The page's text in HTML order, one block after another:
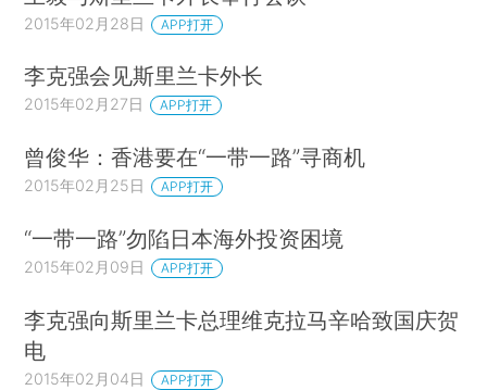
2015年02月28日 APP打开
李克强会见斯里兰卡外长
2015年02月27日 APP打开
曾俊华：香港要在“一带一路”寻商机
2015年02月25日 APP打开
“一带一路”勿陷日本海外投资困境
2015年02月09日 APP打开
李克强向斯里兰卡总理维克拉马辛哈致国庆贺
电
2015年02月04日 APP打开